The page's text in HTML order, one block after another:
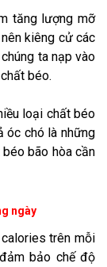
tăng lượng mỡ
nên kiêng cử các
ta nạp vào
béo.
loại chất béo
óc chó là những
bão hòa cần
ngày
trên mỗi
bảo chế độ